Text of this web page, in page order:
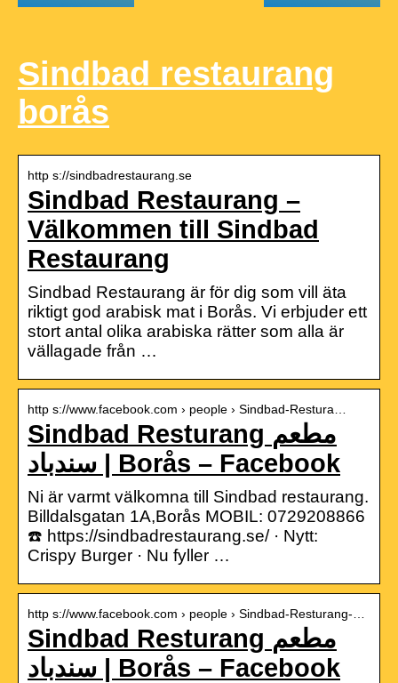
Sindbad restaurang
borås
http s://sindbadrestaurang.se
Sindbad Restaurang –
Välkommen till Sindbad
Restaurang
Sindbad Restaurang är för dig som vill äta
riktigt god arabisk mat i Borås. Vi erbjuder ett
stort antal olika arabiska rätter som alla är
vällagade från …
http s://www.facebook.com › people › Sindbad-Restura…
Sindbad Resturang مطعم
سندباد | Borås – Facebook
Ni är varmt välkomna till Sindbad restaurang.
Billdalsgatan 1A,Borås MOBIL: 0729208866
☎️ https://sindbadrestaurang.se/ · Nytt:
Crispy Burger · Nu fyller …
http s://www.facebook.com › people › Sindbad-Resturang-…
Sindbad Resturang مطعم
سندباد | Borås – Facebook